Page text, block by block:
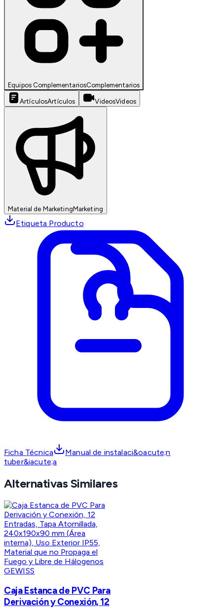
Equipos ComplementariosComplementarios
ArtículosArtículos VideosVideos
Material de MarketingMarketing
Etiqueta Producto
Ficha Técnica
Manual de instalaci&oacute;n
tuber&iacute;a
Alternativas Similares
GEWISS
Caja Estanca de PVC Para
Derivación y Conexión, 12